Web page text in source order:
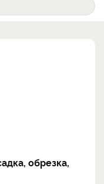
обрезка,